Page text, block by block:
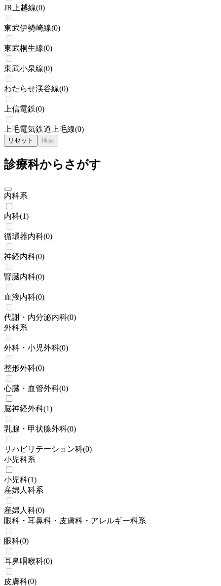
JR上越線(0)
東武伊勢崎線(0)
東武桐生線(0)
東武小泉線(0)
わたらせ渓谷線(0)
上信電鉄(0)
上毛電気鉄道上毛線(0)
リセット 検索
診療科からさがす
内科系
内科(1)
循環器内科(0)
神経内科(0)
腎臓内科(0)
血液内科(0)
代謝・内分泌内科(0)
外科系
外科・小児外科(0)
整形外科(0)
心臓・血管外科(0)
脳神経外科(1)
乳腺・甲状腺外科(0)
リハビリテーション科(0)
小児科系
小児科(1)
産婦人科系
産婦人科(0)
眼科・耳鼻科・皮膚科・アレルギー科系
眼科(0)
耳鼻咽喉科(0)
皮膚科(0)